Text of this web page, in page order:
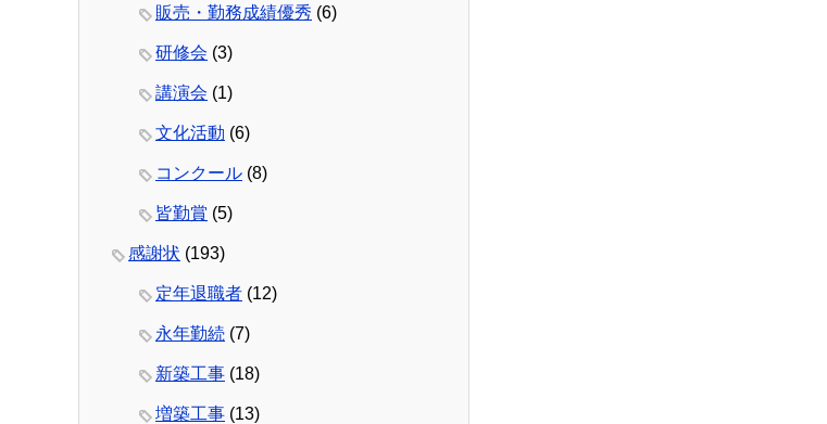
販売・勤務成績優秀 (6)
研修会 (3)
講演会 (1)
文化活動 (6)
コンクール (8)
皆勤賞 (5)
感謝状 (193)
定年退職者 (12)
永年勤続 (7)
新築工事 (18)
増築工事 (13)